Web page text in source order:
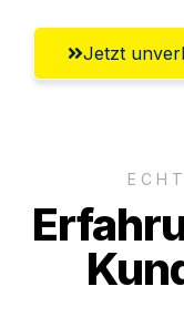
Jetzt